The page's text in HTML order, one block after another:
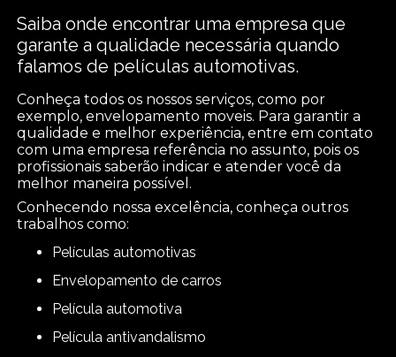
Saiba onde encontrar uma empresa que
garante a qualidade necessária quando
falamos de películas automotivas.
Conheça todos os nossos serviços, como por
exemplo, envelopamento moveis. Para garantir a
qualidade e melhor experiência, entre em contato
com uma empresa referência no assunto, pois os
profissionais saberão indicar e atender você da
melhor maneira possível.
Conhecendo nossa excelência, conheça outros
trabalhos como:
películas automotivas
envelopamento de carros
película automotiva
película antivandalismo